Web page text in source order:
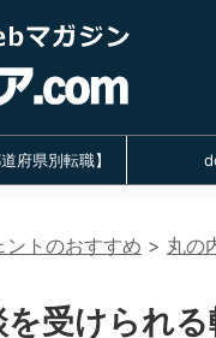
道府県別転職】
ントのおすすめ > 丸の
受けられ